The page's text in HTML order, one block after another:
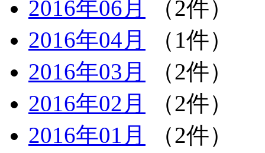
2016年06月
（2件）
2016年04月
（1件）
2016年03月
（2件）
2016年02月
（2件）
2016年01月
（2件）